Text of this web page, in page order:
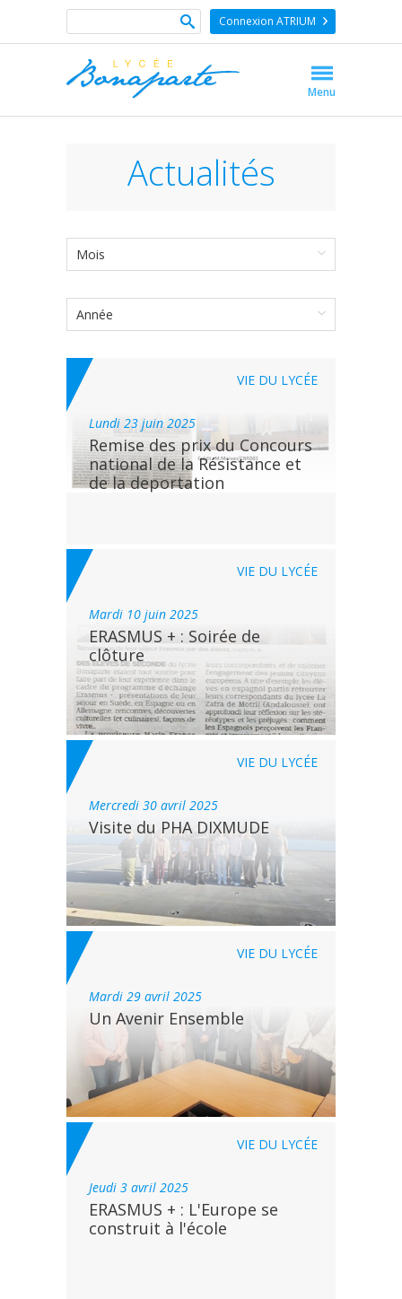
Menu
Connexion ATRIUM
Actualités
Mois
Année
VIE DU LYCÉE
lundi 23 juin 2025
Remise des prix du Concours
national de la Résistance et
de la deportation
VIE DU LYCÉE
mardi 10 juin 2025
ERASMUS + : Soirée de
clôture
VIE DU LYCÉE
mercredi 30 avril 2025
Visite du PHA DIXMUDE
VIE DU LYCÉE
mardi 29 avril 2025
Un Avenir Ensemble
VIE DU LYCÉE
jeudi 3 avril 2025
ERASMUS + : L'Europe se
construit à l'école